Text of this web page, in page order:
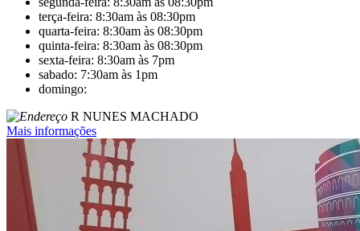
terça-feira: 8:30am às 08:30pm
quarta-feira: 8:30am às 08:30pm
quinta-feira: 8:30am às 08:30pm
sexta-feira: 8:30am às 7pm
sabado: 7:30am às 1pm
domingo:
R NUNES MACHADO
Mais informações